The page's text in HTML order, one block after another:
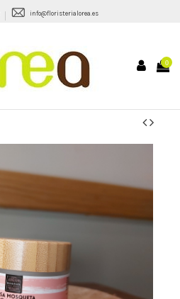
info@floristerialorea.es
0